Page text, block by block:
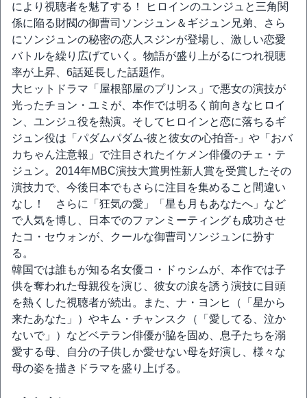
により視聴者を魅了する！ ヒロインのユンジュと三角関
係に陥る財閥の御曹司ソンジュン＆ギジュン兄弟、さら
にソンジュンの秘密の恋人スジンが登場し、激しい恋愛
バトルを繰り広げていく。物語が盛り上がるにつれ視聴
率が上昇、6話延長した話題作。
大ヒットドラマ「屋根部屋のプリンス」で悪女の演技が
光ったチョン・ユミが、本作では明るく前向きなヒロイ
ン、ユンジュ役を熱演。そしてヒロインと恋に落ちるギ
ジュン役は「パダムパダム-彼と彼女の心拍音-」や「おバ
カちゃん注意報」で注目されたイケメン俳優のチェ・テ
ジュン。2014年MBC演技大賞男性新人賞を受賞したその
演技力で、今後日本でもさらに注目を集めること間違い
なし！ さらに「狂気の愛」「星も月もあなたへ」など
で人気を博し、日本でのファンミーティングも成功させ
たコ・セウォンが、クールな御曹司ソンジュンに扮す
る。
韓国では誰もが知る名女優コ・ドゥシムが、本作では子
供を奪われた母親役を演じ、彼女の涙を誘う演技に目頭
を熱くした視聴者が続出。また、ナ・ヨンヒ（「星から
来たあなた」）やキム・チャンスク（「愛してる、泣か
ないで」）などベテラン俳優が脇を固め、息子たちを溺
愛する母、自分の子供しか愛せない母を好演し、様々な
母の姿を描きドラマを盛り上げる。